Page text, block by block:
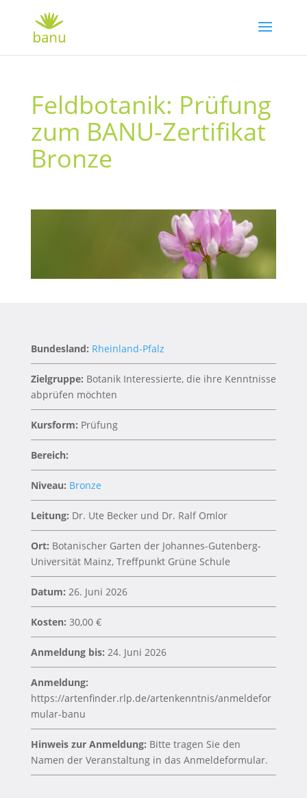
Feldbotanik: Prüfung
zum BANU-Zertifikat
Bronze
Bundesland: Rheinland-Pfalz
Zielgruppe: Botanik Interessierte, die ihre Kenntnisse
abprüfen möchten
Kursform: Prüfung
Bereich:
Niveau: Bronze
Leitung: Dr. Ute Becker und Dr. Ralf Omlor
Ort: Botanischer Garten der Johannes-Gutenberg-
Universität Mainz, Treffpunkt Grüne Schule
Datum: 26. Juni 2026
Kosten: 30,00 €
Anmeldung bis: 24. Juni 2026
Anmeldung:
https://artenfinder.rlp.de/artenkenntnis/anmeldefor
mular-banu
Hinweis zur Anmeldung: Bitte tragen Sie den
Namen der Veranstaltung in das Anmeldeformular.